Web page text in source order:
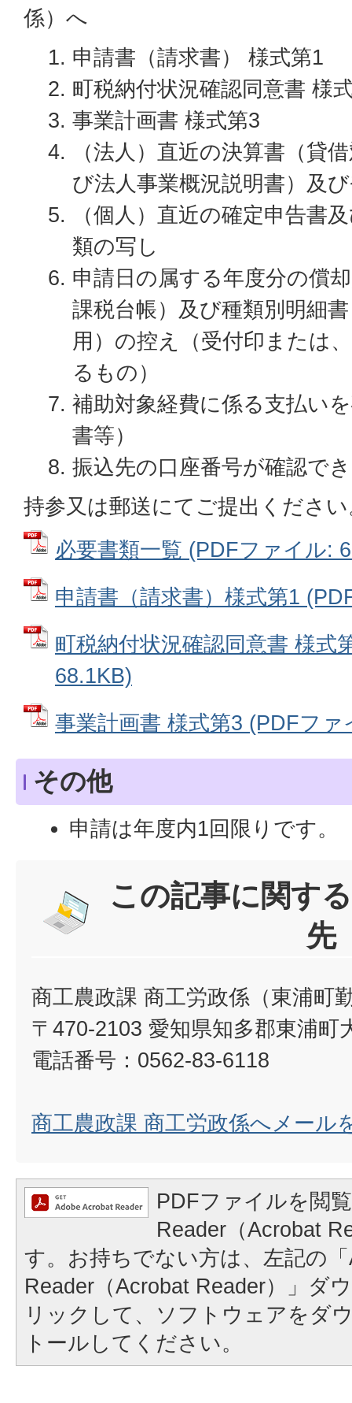
係）へ
申請書（請求書） 様式第1
町税納付状況確認同意書 様
事業計画書 様式第3
（法人）直近の決算書（貸
び法人事業概況説明書）及
（個人）直近の確定申告書
類の写し
申請日の属する年度分の償
課税台帳）及び種類別明細
用）の控え（受付印または
るもの）
補助対象経費に係る支払い
書等）
振込先の口座番号が確認で
持参又は郵送にてご提出くださ
必要書類一覧 (PDFファイル:
申請書（請求書）様式第1
町税納付状況確認同意書 様式
68.1KB)
事業計画書 様式第3 (PDFファ
その他
申請は年度内1回限りです。
この記事に関す
先
商工農政課 商工労政係（東浦町
〒470-2103 愛知県知多郡東浦町
電話番号：0562-83-6118
商工農政課 商工労政係へメール
PDFファイルを閲
Reader（Acrobat
す。お持ちでない方は、左記の
Reader（Acrobat Reader）」ダ
リックして、ソフトウェアをダ
トールしてください。